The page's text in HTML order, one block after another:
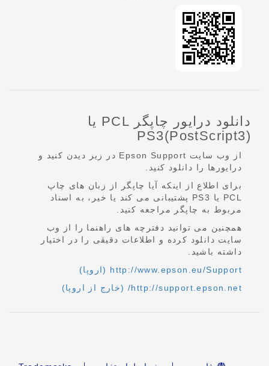
دانلود درایور چاپگر PCL یا
PS3(PostScript3)‎
از وب سایت Epson Support در زیر دیدن کنید و
درایورها را دانلود کنید.
برای اطلاع از اینکه آیا چاپگر از زبان های چاپ
PCL یا PS3 پشتیبانی می کند یا خیر، به اسناد
مربوط به چاپگر مراجعه کنید.
همچنین می توانید دفترچه های راهنما را از وب
سایت دانلود کرده و اطلاعات دقیقی را در اختیار
داشته باشید.
http://www.epson.eu/Support (اروپا)
http://support.epson.net/ (خارج از اروپا)